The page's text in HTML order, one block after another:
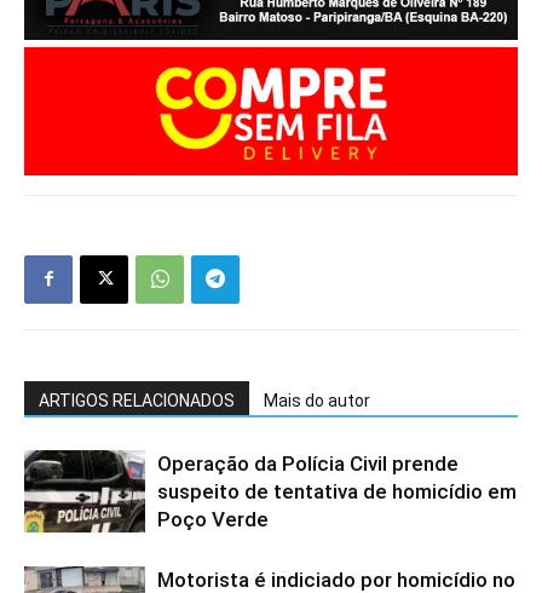
ARTIGOS RELACIONADOS Mais do autor
Operação da Polícia Civil prende
suspeito de tentativa de homicídio em
Poço Verde
Motorista é indiciado por homicídio no